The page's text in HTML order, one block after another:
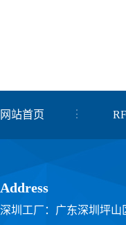
网站首页
关于我们
Address
深圳工厂：广东深圳坪山